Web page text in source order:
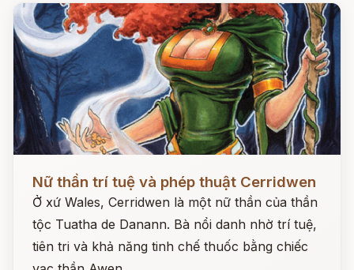
Nữ thần trí tuệ và phép thuật Cerridwen
Ở xứ Wales, Cerridwen là một nữ thần của thần
tộc Tuatha de Danann. Bà nổi danh nhờ trí tuệ,
tiên tri và khả năng tinh chế thuốc bằng chiếc